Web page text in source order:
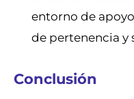
entorno de
de pertenencia y
Conclusión